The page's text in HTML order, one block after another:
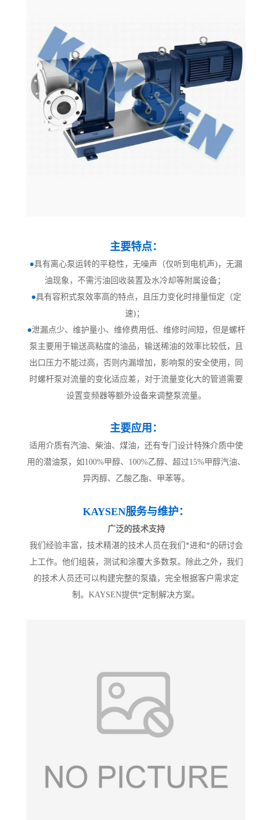
主要特点：
●具有离心泵运转的平稳性，无噪声（仅听到电机声)，无漏
油现象，不需污油回收装置及水冷却等附属设备；
●具有容积式泵效率高的特点，且压力变化时排量恒定（定
速)；
●泄漏点少、维护量小、维修费用低、维修时间短，但是螺杆
泵主要用于输送高粘度的油品，输送稀油的效率比较低，且
出口压力不能过高，否则内漏增加，影响泵的安全使用，同
时螺杆泵对流量的变化适应差，对于流量变化大的管道需要
设置变频器等额外设备来调整泵流量。
主要应用：
适用介质有汽油、柴油、煤油，还有专门设计特殊介质中使
用的潜油泵，如100%甲醇、100%乙醇、超过15%甲醇汽油、
异丙醇、乙酸乙酯、甲苯等。
KAYSEN服务与维护：
广泛的技术支持
我们经验丰富，技术精湛的技术人员在我们*进和*的研讨会
上工作。他们组装，测试和涂覆大多数泵。除此之外，我们
的技术人员还可以构建完整的泵撬，完全根据客户需求定
制。KAYSEN提供*定制解决方案。